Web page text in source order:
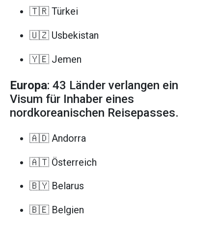
🇹🇷 Türkei
🇺🇿 Usbekistan
🇾🇪 Jemen
Europa: 43 Länder verlangen ein
Visum für Inhaber eines
nordkoreanischen Reisepasses.
🇦🇩 Andorra
🇦🇹 Österreich
🇧🇾 Belarus
🇧🇪 Belgien